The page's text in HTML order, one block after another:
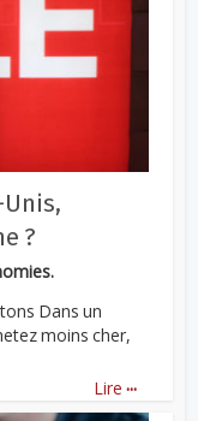
?
Dans un
moins cher,
Lire ...